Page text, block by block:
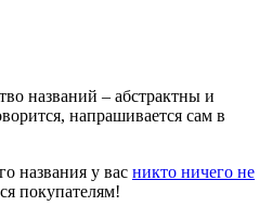
названий – абстрактны и
напрашивается сам в
названия у вас никто ничего не
покупателям!